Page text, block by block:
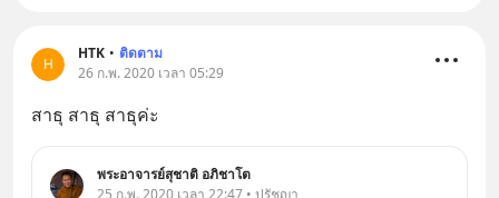
H
HTK • ติดตาม
26 ก.พ. 2020 เวลา 05:29
สาธุ สาธุ สาธุค่ะ
พระอาจารย์สุชาติ อภิชาโต